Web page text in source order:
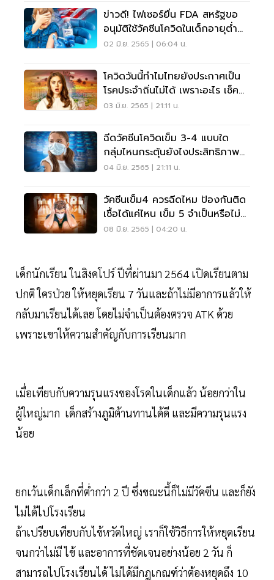
ข่าวดี! ไฟเซอร์ยื่น FDA สหรัฐขอ
อนุมัติใช้วัคซีนโควิดในเด็กอายุต่ำ
กว่า 5 ปี
02 มิ.ย. 2565 | 06:04 น.
โควิดวันนี้ทำไมไทยยังประกาศเป็น
โรคประจำถิ่นไม่ได้ เพราะอะไร เช็ค
เลย
03 มิ.ย. 2565 | 21:11 น.
ฉีดวัคซีนโควิดเข็ม 3-4 แบบใด
กลุ่มไหนกระตุ้นยังไงประสิทธิภาพ
สูงสุด เช็คเลย
04 มิ.ย. 2565 | 21:11 น.
วัคซีนเข็ม4 ควรฉีดไหม ป้องกันติด
เชื้อได้แค่ไหน เข็ม 5 จำเป็นหรือไม่
อ่านเลย
08 มิ.ย. 2565 | 04:20 น.
เด็กนักเรียน ในสิงคโปร์ ปีที่ผ่านมา 2564 เปิดเรียนตาม
ปกติ ใครป่วย ให้หยุดเรียน 7 วันและถ้าไม่มีอาการแล้วให้
กลับมาเรียนได้เลย โดยไม่จำเป็นต้องตรวจ ATK ด้วย
เพราะเขาให้ความสำคัญกับการเรียนมาก
เมื่อเทียบกับความรุนแรงของโรคในเด็กแล้ว น้อยกว่าใน
ผู้ใหญ่มาก เด็กสร้างภูมิต้านทานได้ดี และมีความรุนแรง
น้อย
ยกเว้นเด็กเล็กที่ต่ำกว่า 2 ปี ซึ่งขณะนี้ก็ไม่มีวัคซีน และก็ยัง
ไม่ได้ไปโรงเรียน
ถ้าเปรียบเทียบกับไข้หวัดใหญ่ เราก็ใช้วิธีการให้หยุดเรียน
จนกว่าไม่มี ไข้ และอาการที่ชัดเจนอย่างน้อย 2 วัน ก็
สามารถไปโรงเรียนได้ ไม่ได้มีกฎเกณฑ์ว่าต้องหยุดถึง 10